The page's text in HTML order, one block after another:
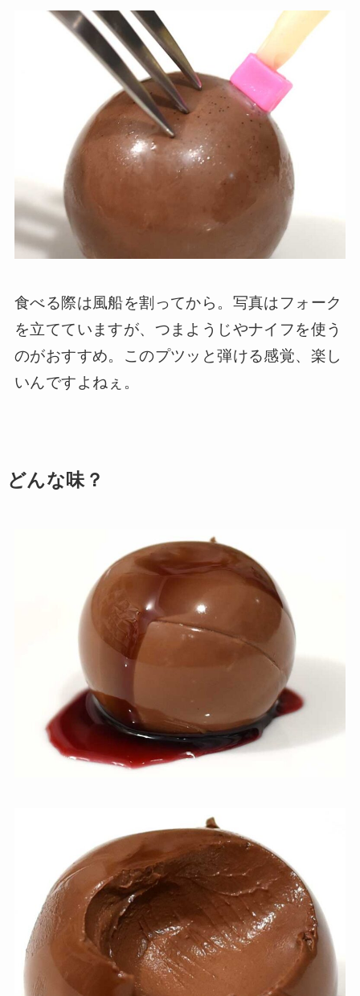
食べる際は風船を割ってから。写真はフォーク
を立てていますが、つまようじやナイフを使う
のがおすすめ。このプツッと弾ける感覚、楽し
いんですよねぇ。
どんな味？